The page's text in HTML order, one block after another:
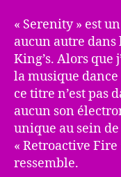
« Serenity » est
aucun autre dans
King’s. Alors que
la musique dance
ce titre n’est pas
aucun son
unique au sein
« Retroactive
ressemble.